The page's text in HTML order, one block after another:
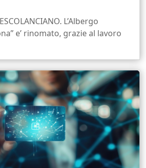
L’Albergo
e’ rinomato, grazie al lavoro